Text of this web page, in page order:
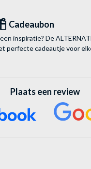
Cadeaubon
inspiratie? De
perfecte cadeautje voor
Plaats een review